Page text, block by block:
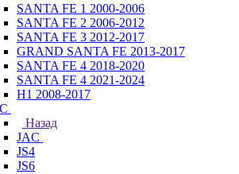
SANTA FE 1 2000-2006
SANTA FE 2 2006-2012
SANTA FE 3 2012-2017
GRAND SANTA FE 2013-2017
SANTA FE 4 2018-2020
SANTA FE 4 2021-2024
H1 2008-2017
Назад
JAC
JS4
JS6